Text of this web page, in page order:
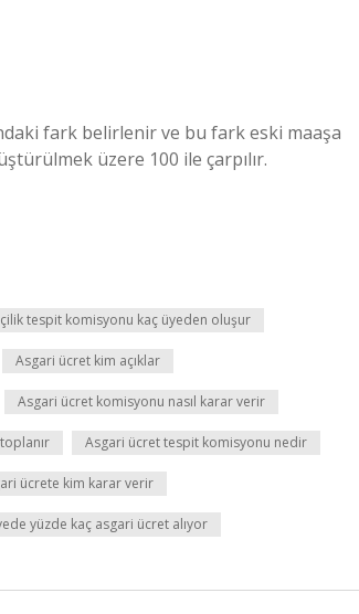
fark belirlenir ve bu fark eski maaşa
üzere 100 ile çarpılır.
tespit komisyonu kaç üyeden oluşur
Asgari ücret kim açıklar
Asgari ücret komisyonu nasıl karar verir
Asgari ücret tespit komisyonu nedir
ücrete kim karar verir
yüzde kaç asgari ücret alıyor